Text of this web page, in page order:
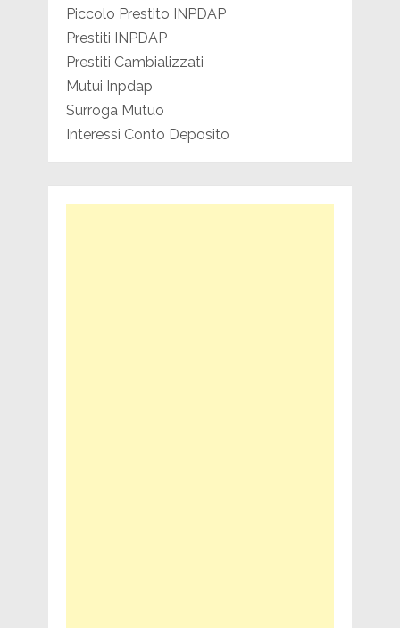
Piccolo Prestito INPDAP
Prestiti INPDAP
Prestiti Cambializzati
Mutui Inpdap
Surroga Mutuo
Interessi Conto Deposito